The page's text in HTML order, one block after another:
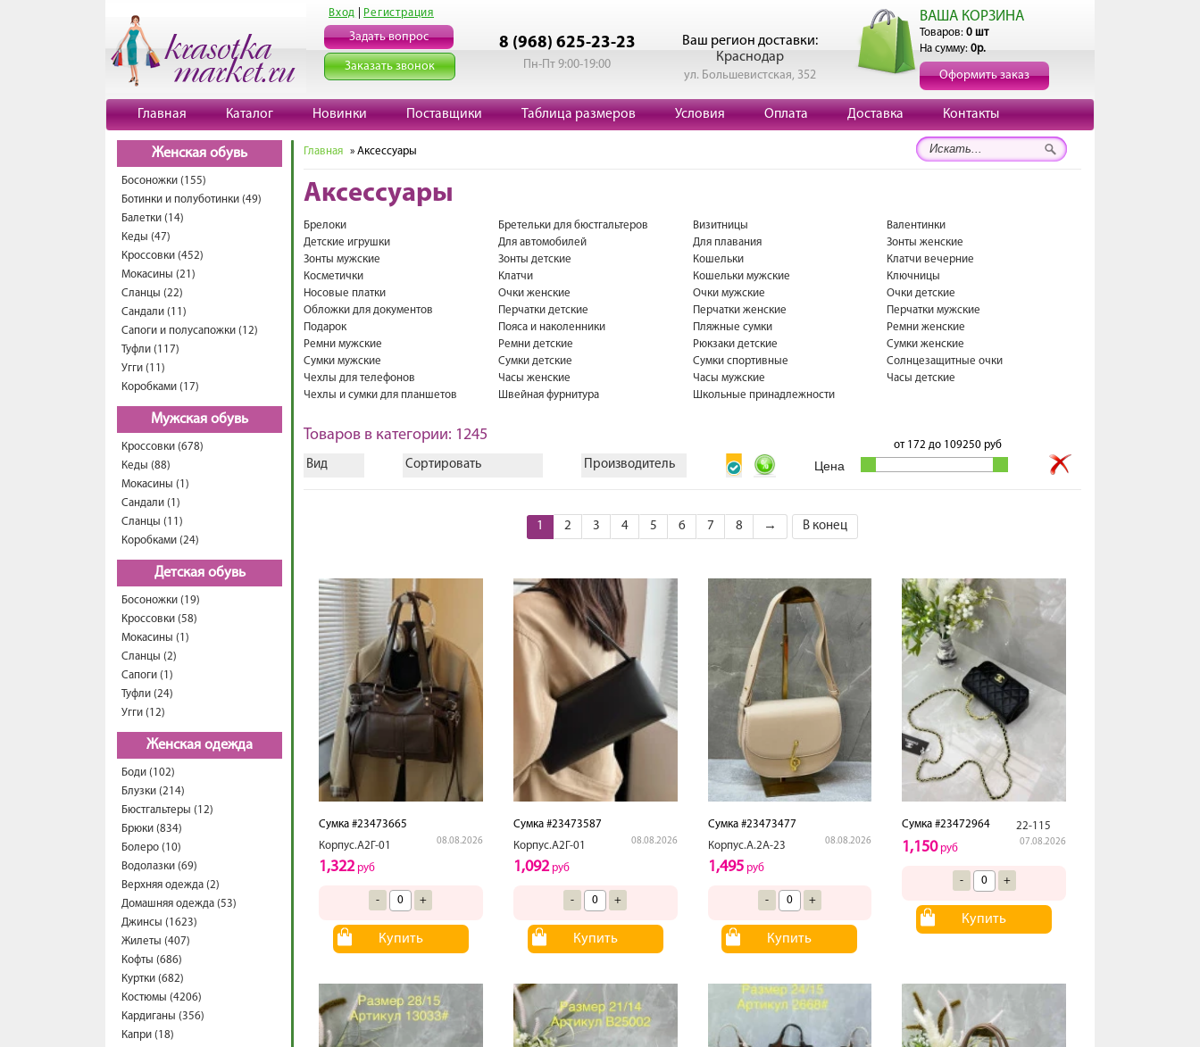
Вход Регистрация
Задать вопрос
Заказать звонок
8 (968) 625-23-23
Пн-Пт 9:00-19:00
Ваш регион доставки:
Краснодар
ул. Большевистская, 352
ВАША КОРЗИНА
Товаров: 0 шт
На сумму: 0р.
Оформить заказ
Главная Каталог Новинки Поставщики Таблица размеров Условия Оплата Доставка Контакты
Женская обувь
Босоножки (155)
Ботинки и полуботинки (49)
Балетки (14)
Кеды (47)
Кроссовки (452)
Мокасины (21)
Сланцы (22)
Сандали (11)
Сапоги и полусапожки (12)
Туфли (117)
Угги (11)
Коробками (17)
Мужская обувь
Кроссовки (678)
Кеды (88)
Мокасины (1)
Сандали (1)
Сланцы (11)
Коробками (24)
Детская обувь
Босоножки (19)
Кроссовки (58)
Мокасины (1)
Сланцы (2)
Сапоги (1)
Туфли (24)
Угги (12)
Женская одежда
Боди (102)
Блузки (214)
Бюстгальтеры (12)
Брюки (834)
Болеро (10)
Водолазки (69)
Верхняя одежда (2)
Домашняя одежда (53)
Джинсы (1623)
Жилеты (407)
Кофты (686)
Куртки (682)
Костюмы (4206)
Кардиганы (356)
Капри (18)
Главная » Аксессуары
Аксессуары
Брелоки Бретельки для бюстгальтеров Визитницы
Валентинки
Детские игрушки
Для автомобилей Для плавания
Зонты женские
Зонты мужские
Зонты детские Кошельки
Клатчи вечерние
Косметички
Клатчи Кошельки мужские
Ключницы
Носовые платки
Очки женские Очки мужские
Очки детские
Обложки для документов
Перчатки детские Перчатки женские
Перчатки мужские
Подарок
Пояса и наколенники Пляжные сумки
Ремни женские
Ремни мужские
Ремни детские Рюкзаки детские
Сумки женские
Сумки мужские
Сумки детские Сумки спортивные
Солнцезащитные очки
Чехлы для телефонов
Часы женские Часы мужские
Часы детские
Чехлы и сумки для планшетов
Швейная фурнитура Школьные принадлежности
Товаров в категории: 1245
Вид Сортировать Производитель
от 172 до 109250 руб
1 2 3 4 5 6 7 8 → В конец
Сумка #23473665
Корпус.А2Г-01
08.08.2026
1,322руб
- +
Купить
Сумка #23473587
Корпус.А2Г-01
08.08.2026
1,092руб
- +
Купить
Сумка #23473477
Корпус.А.2А-23
08.08.2026
1,495руб
- +
Купить
Сумка #23472964 22-115
07.08.2026
1,150руб
- +
Купить